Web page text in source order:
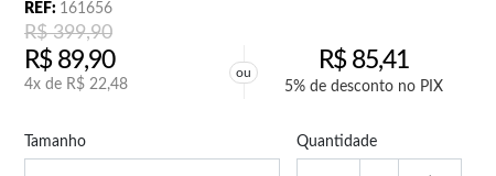
REF: 161656
R$399,90
R$89,90
4x de R$ 22,48
ou R$85,41
5% de desconto no PIX
Tamanho Quantidade